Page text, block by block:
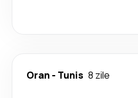
Oran - Tunis 8 zile